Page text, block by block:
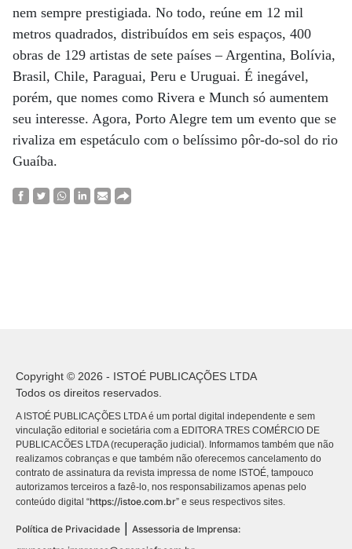
nem sempre prestigiada. No todo, reúne em 12 mil
metros quadrados, distribuídos em seis espaços, 400
obras de 129 artistas de sete países – Argentina, Bolívia,
Brasil, Chile, Paraguai, Peru e Uruguai. É inegável,
porém, que nomes como Rivera e Munch só aumentem
seu interesse. Agora, Porto Alegre tem um evento que se
rivaliza em espetáculo com o belíssimo pôr-do-sol do rio
Guaíba.
Copyright © 2026 - ISTOÉ PUBLICAÇÕES LTDA
Todos os direitos reservados.
A ISTOÉ PUBLICAÇÕES LTDA é um portal digital independente e sem
vinculação editorial e societária com a EDITORA TRES COMÉRCIO DE
PUBLICACÕES LTDA (recuperação judicial). Informamos também que não
realizamos cobranças e que também não oferecemos cancelamento do
contrato de assinatura da revista impressa de nome ISTOÉ, tampouco
autorizamos terceiros a fazê-lo, nos responsabilizamos apenas pelo
conteúdo digital “https://istoe.com.br” e seus respectivos sites.
Política de Privacidade
Assessoria de Imprensa: